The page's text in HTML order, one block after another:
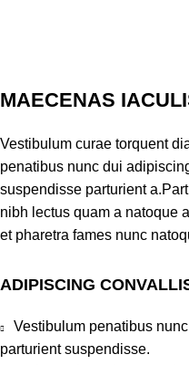
MAECENAS
Vestibulum curae torquent
penatibus nunc dui
suspendisse parturient
nibh lectus quam a natoque
et pharetra fames nunc
ADIPISCING
Vestibulum penatibus
parturient suspendisse.